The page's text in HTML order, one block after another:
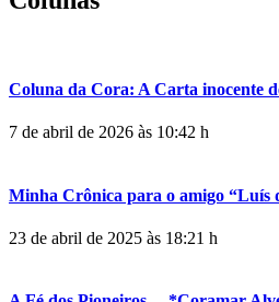
Coluna da Cora: A Carta inocente
7 de abril de 2026 às 10:42 h
Minha Crônica para o amigo “Luís
23 de abril de 2025 às 18:21 h